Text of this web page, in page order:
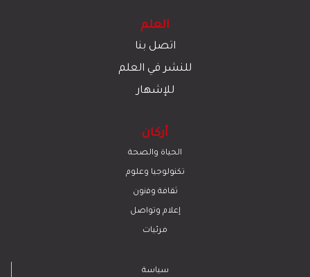
العلم
اتصل بنا
للنشر في العلم
للإشهار
أركان
الحياة والصحة
تكنولوجيا وعلوم
ﺛﻘﺎﻓﺔ وﻓﻧون
إعلام وتواصل
مرئيات
سياسة